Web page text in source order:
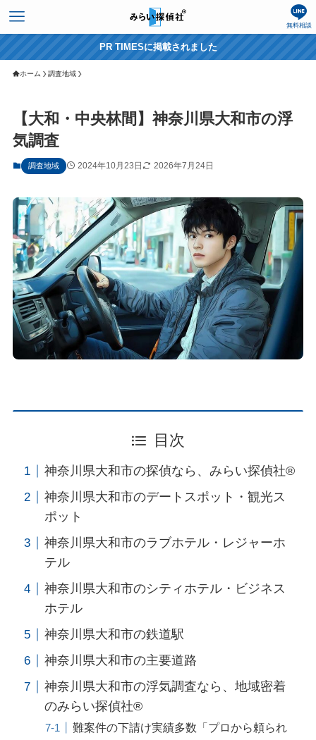
無料相談
PR TIMESに掲載されました
ホーム 調査地域
【大和・中央林間】神奈川県大和市の浮
気調査
調査地域 2024年10月23日 2026年7月24日
目次
神奈川県大和市の探偵なら、みらい探偵社®︎
神奈川県大和市のデートスポット・観光ス
ポット
神奈川県大和市のラブホテル・レジャーホ
テル
神奈川県大和市のシティホテル・ビジネス
ホテル
神奈川県大和市の鉄道駅
神奈川県大和市の主要道路
神奈川県大和市の浮気調査なら、地域密着
のみらい探偵社®︎
難案件の下請け実績多数「プロから頼られ